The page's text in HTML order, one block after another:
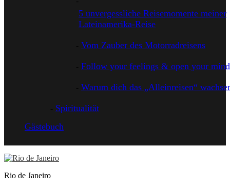
5 unvergessliche Reisemomente meiner
Lateinamerika-Reise
Vom Zauber des Motorradreisens
Follow your feelings & open your
Warum dich das „Alleinreisen“
Spiritualität
Gästebuch
Rio de Janeiro